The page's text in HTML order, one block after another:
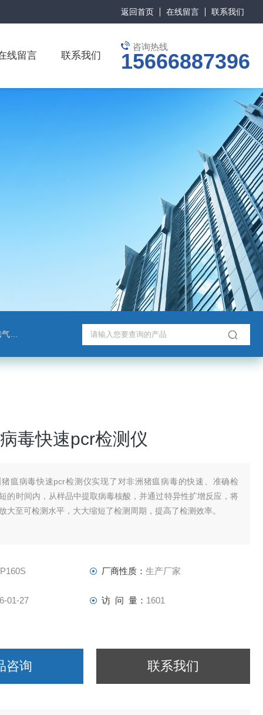
返回首页 在线留言 联系我们
咨询热线
15666887396
线留言 联系我们
仪
毒快速pcr检测仪
猪瘟病毒快速pcr检测仪实现了对非洲猪瘟病毒的快速、准确检
的时间内，从样品中提取病毒核酸，并通过特异性扩增反应，将
大至可检测水平，大大缩短了检测周期，提高了检测效率。
厂商性质： 生产厂家
01-27 访 问 量： 1601
咨询 联系我们